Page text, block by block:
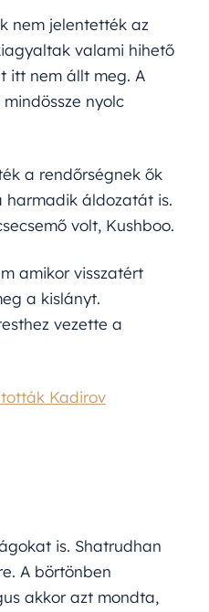
nem jelentették az
valami hihető
itt nem állt meg. A
nyolc
a rendőrségnek ők
harmadik áldozatát is.
volt, Kushboo.
amikor visszatért
a kislányt.
vezette a
Kadirov
is. Shatrudhan
A börtönben
akkor azt mondta,